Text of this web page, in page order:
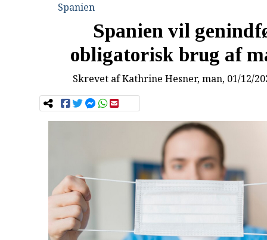
Spanien
Spanien vil
obligatorisk brug af
Skrevet afKathrine Hesner, man, 01/12/